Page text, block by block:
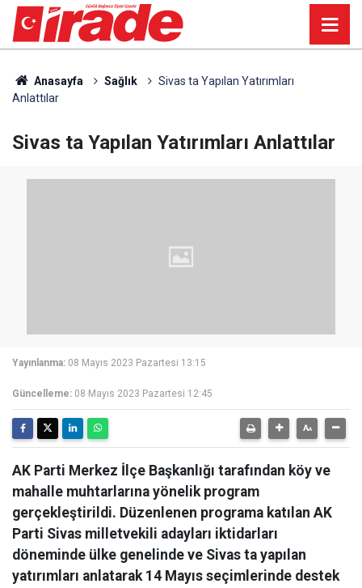
Anasayfa Sağlık
Sivas ta Yapılan Yatırımları
Anlattılar
Sivas ta Yapılan Yatırımları Anlattılar
Yayınlanma: 08 Mayıs 2023 Pazartesi 13:15
Güncelleme: 08 Mayıs 2023 Pazartesi 12:45
AK Parti Merkez İlçe Başkanlığı tarafından köy ve
mahalle muhtarlarına yönelik program
gerçekleştirildi. Düzenlenen programa katılan AK
Parti Sivas milletvekili adayları iktidarları
döneminde ülke genelinde ve Sivas ta yapılan
yatırımları anlatarak 14 Mayıs seçimlerinde destek